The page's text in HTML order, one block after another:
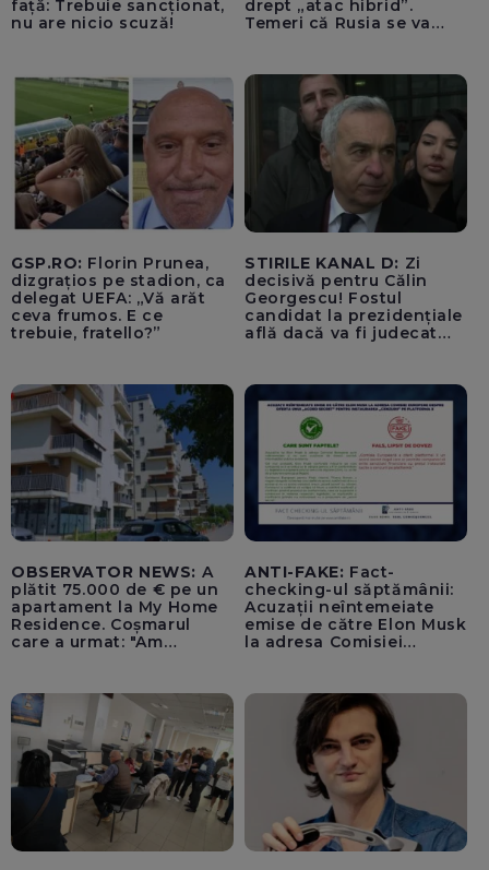
față: Trebuie sancționat,
nu are nicio scuză!
drept „atac hibrid”.
Temeri că Rusia se va
neagă informațiile că
avioanele ucrainene din
apropierea dronei ar fi
fost încărcate cu muniție
GSP.RO: Florin Prunea,
dizgrațios pe stadion, ca
delegat UEFA: „Vă arăt
ceva frumos. E ce
trebuie, fratello?”
STIRILE KANAL D: Zi
decisivă pentru Călin
Georgescu! Fostul
candidat la prezidențiale
află dacă va fi judecat
OBSERVATOR NEWS: A
plătit 75.000 de € pe un
apartament la My Home
Residence. Coșmarul
care a urmat: "Am
ANTI-FAKE: Fact-
checking-ul săptămânii:
Acuzații neîntemeiate
emise de către Elon Musk
la adresa Comisiei
pentru instaurarea
„cenzurii” pe platforma X